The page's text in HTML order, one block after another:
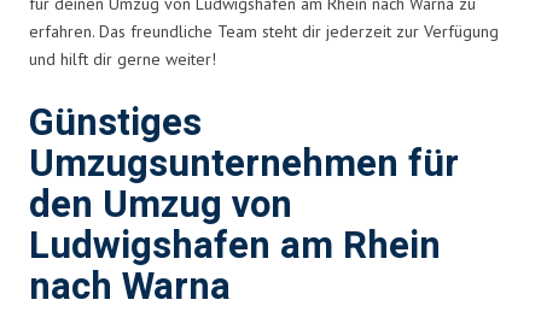
erfahren. Das freundliche Team steht dir jederzeit zur Verfügung
und hilft dir gerne weiter!
Günstiges
Umzugsunternehmen für
den Umzug von
Ludwigshafen am Rhein
nach Warna